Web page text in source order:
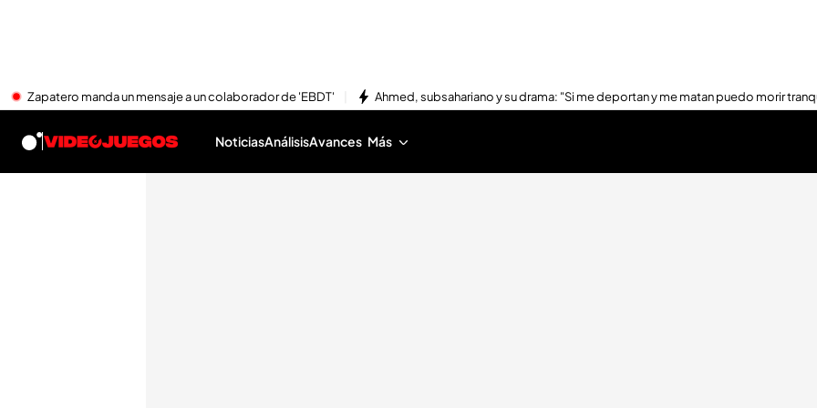
Zapatero manda un mensaje a un colaborador de 'EBDT' Ahmed, subsahariano y su drama: "Si me deportan y me matan puedo morir
NoticiasAnálisisAvances Más